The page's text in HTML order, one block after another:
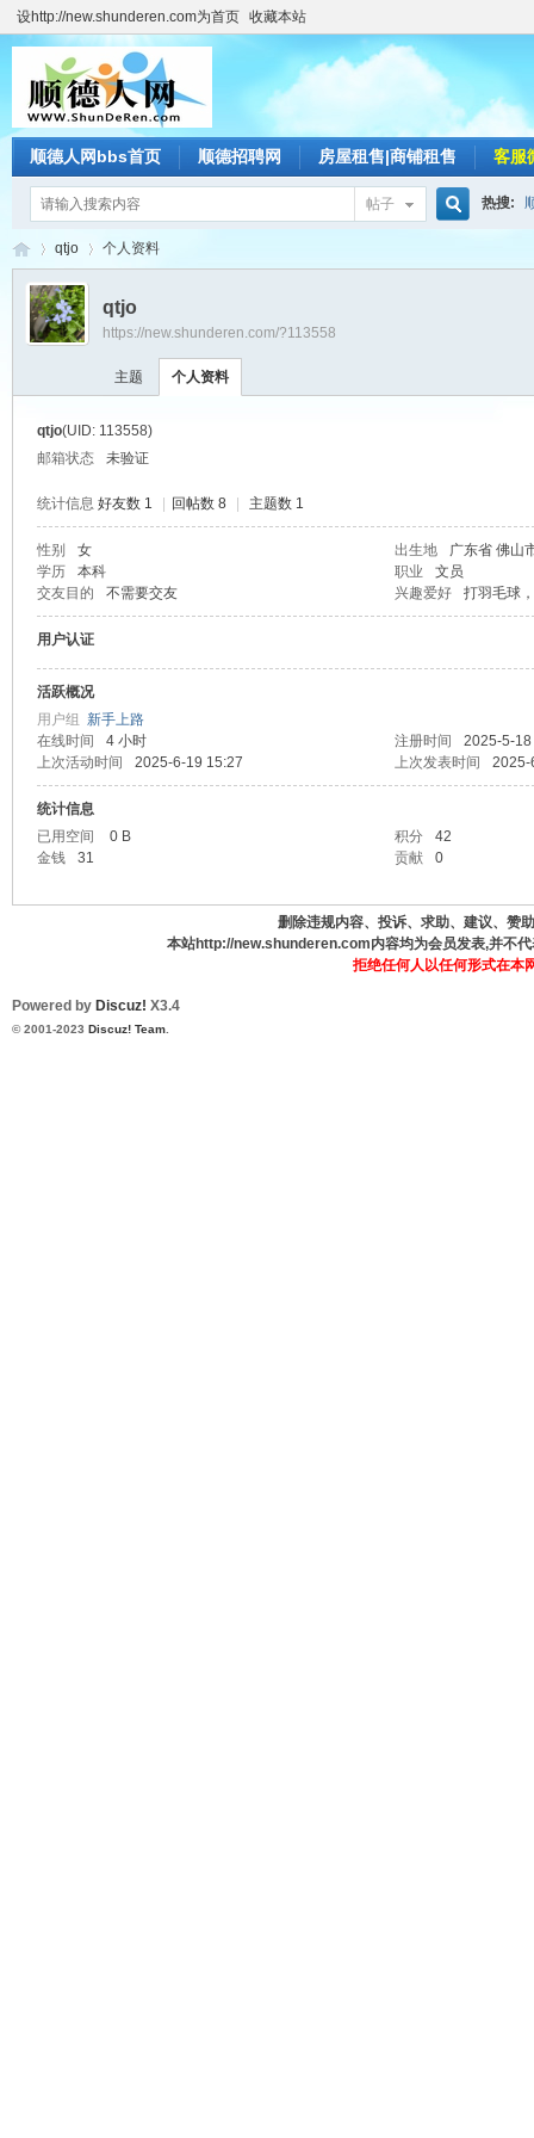
设http://new.shunderen.com为首页 收藏本站
顺德人网bbs首页 顺德招聘网 房屋租售|商铺租售 客服
帖子 热搜:
›
qtjo
›
个人资料
qtjo
https://new.shunderen.com/?113558
主题 个人资料
qtjo(UID: 113558)
邮箱状态
未验证
统计信息 好友数 1 回帖数 8 主题数 1
性别 女 出生地
广东省 佛山
学历
本科 职业
文员
交友目的
不需要交友 兴趣爱好 打羽毛球
用户认证
活跃概况
用户组 新手上路
在线时间
4 小时 注册时间
2025-5-
上次活动时间
2025-6-19 15:27 上次发表时间 2025-
统计信息
已用空间
0 B 积分
42
金钱
31 贡献 0
删除违规内容、投诉、求助、建议、赞
本站http://new.shunderen.com内容均为会员发表,并不
拒绝任何人以任何形式在本
Powered by Discuz! X3.4
© 2001-2023 Discuz! Team